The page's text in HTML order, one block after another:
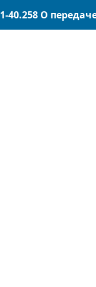
40.258 О